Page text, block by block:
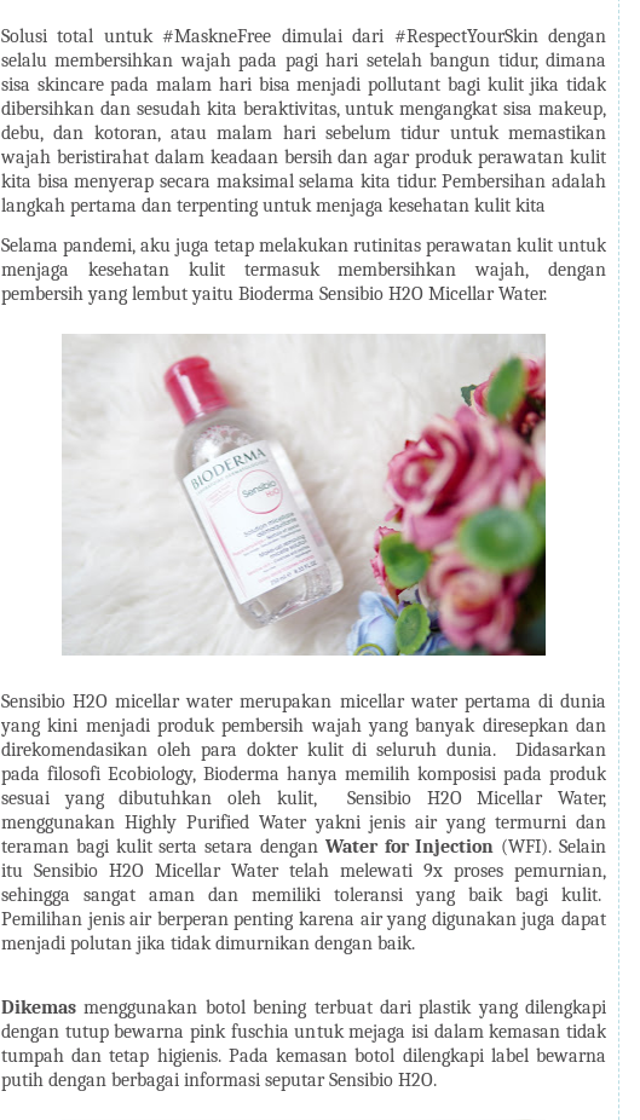
Solusi total untuk #MaskneFree dimulai dari #RespectYourSkin dengan
selalu membersihkan wajah pada pagi hari setelah bangun tidur, dimana
sisa skincare pada malam hari bisa menjadi pollutant bagi kulit jika tidak
dibersihkan dan sesudah kita beraktivitas, untuk mengangkat sisa makeup,
debu, dan kotoran, atau malam hari sebelum tidur untuk memastikan
wajah beristirahat dalam keadaan bersih dan agar produk perawatan kulit
kita bisa menyerap secara maksimal selama kita tidur. Pembersihan adalah
langkah pertama dan terpenting untuk menjaga kesehatan kulit kita
Selama pandemi, aku juga tetap melakukan rutinitas perawatan kulit untuk
menjaga kesehatan kulit termasuk membersihkan wajah, dengan
pembersih yang lembut yaitu Bioderma Sensibio H2O Micellar Water.
Sensibio H2O micellar water merupakan micellar water pertama di dunia
yang kini menjadi produk pembersih wajah yang banyak diresepkan dan
direkomendasikan oleh para dokter kulit di seluruh dunia.
Didasarkan
pada filosofi Ecobiology, Bioderma hanya memilih komposisi pada produk
sesuai yang dibutuhkan oleh kulit,
Sensibio H2O Micellar Water,
menggunakan Highly Purified Water yakni jenis air yang termurni dan
teraman bagi kulit serta setara dengan Water for Injection (WFI). Selain
itu Sensibio H2O Micellar Water telah melewati 9x proses pemurnian,
sehingga sangat aman dan memiliki toleransi yang baik bagi kulit.
Pemilihan jenis air berperan penting karena air yang digunakan juga dapat
menjadi polutan jika tidak dimurnikan dengan baik.
Dikemas menggunakan botol bening terbuat dari plastik yang dilengkapi
dengan tutup bewarna pink fuschia untuk mejaga isi dalam kemasan tidak
tumpah dan tetap higienis. Pada kemasan botol dilengkapi label bewarna
putih dengan berbagai informasi seputar Sensibio H2O.